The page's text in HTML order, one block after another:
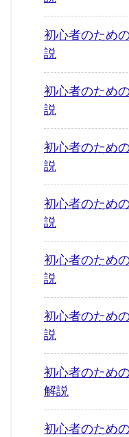
初心者のため
説
初心者のため
説
初心者のため
説
初心者のため
説
初心者のため
説
初心者のため
説
初心者のため
解説
初心者のため